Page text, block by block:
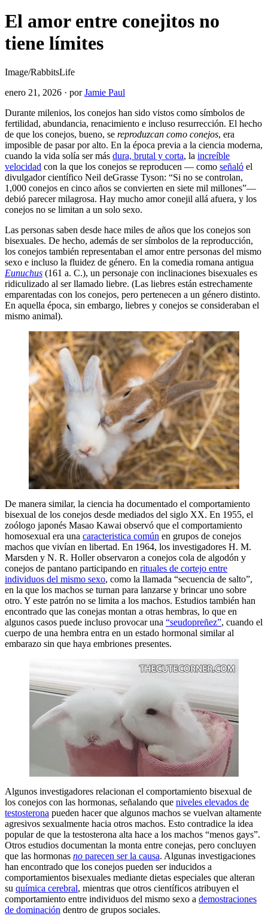
El amor entre conejitos no
tiene límites
Image/RabbitsLife
enero 21, 2026 · porJamie Paul
Durante milenios, los conejos han sido vistos como símbolos de
fertilidad, abundancia, renacimiento e incluso resurrección. El hecho
de que los conejos, bueno, se reproduzcan como conejos, era
imposible de pasar por alto. En la época previa a la ciencia moderna,
cuando la vida solía ser más dura, brutal y corta, la increíble
velocidad con la que los conejos se reproducen — como señaló el
divulgador científico Neil deGrasse Tyson: “Si no se controlan,
1,000 conejos en cinco años se convierten en siete mil millones”—
debió parecer milagrosa. Hay mucho amor conejil allá afuera, y los
conejos no se limitan a un solo sexo.
Las personas saben desde hace miles de años que los conejos son
bisexuales. De hecho, además de ser símbolos de la reproducción,
los conejos también representaban el amor entre personas del mismo
sexo e incluso la fluidez de género. En la comedia romana antigua
Eunuchus (161 a. C.), un personaje con inclinaciones bisexuales es
ridiculizado al ser llamado liebre. (Las liebres están estrechamente
emparentadas con los conejos, pero pertenecen a un género distinto.
En aquella época, sin embargo, liebres y conejos se consideraban el
mismo animal).
De manera similar, la ciencia ha documentado el comportamiento
bisexual de los conejos desde mediados del siglo XX. En 1955, el
zoólogo japonés Masao Kawai observó que el comportamiento
homosexual era una caracteristica común en grupos de conejos
machos que vivían en libertad. En 1964, los investigadores H. M.
Marsden y N. R. Holler observaron a conejos cola de algodón y
conejos de pantano participando en rituales de cortejo entre
individuos del mismo sexo, como la llamada “secuencia de salto”,
en la que los machos se turnan para lanzarse y brincar uno sobre
otro. Y este patrón no se limita a los machos. Estudios también han
encontrado que las conejas montan a otras hembras, lo que en
algunos casos puede incluso provocar una “seudopreñez”, cuando el
cuerpo de una hembra entra en un estado hormonal similar al
embarazo sin que haya embriones presentes.
Algunos investigadores relacionan el comportamiento bisexual de
los conejos con las hormonas, señalando que niveles elevados de
testosterona pueden hacer que algunos machos se vuelvan altamente
agresivos sexualmente hacia otros machos. Esto contradice la idea
popular de que la testosterona alta hace a los machos “menos gays”.
Otros estudios documentan la monta entre conejas, pero concluyen
que las hormonas no parecen ser la causa. Algunas investigaciones
han encontrado que los conejos pueden ser inducidos a
comportamientos bisexuales mediante dietas especiales que alteran
su química cerebral, mientras que otros científicos atribuyen el
comportamiento entre individuos del mismo sexo a demostraciones
de dominación dentro de grupos sociales.